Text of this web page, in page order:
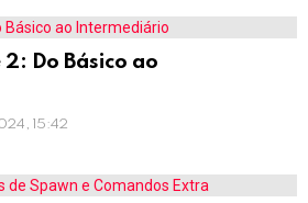
Do Básico ao
15:42